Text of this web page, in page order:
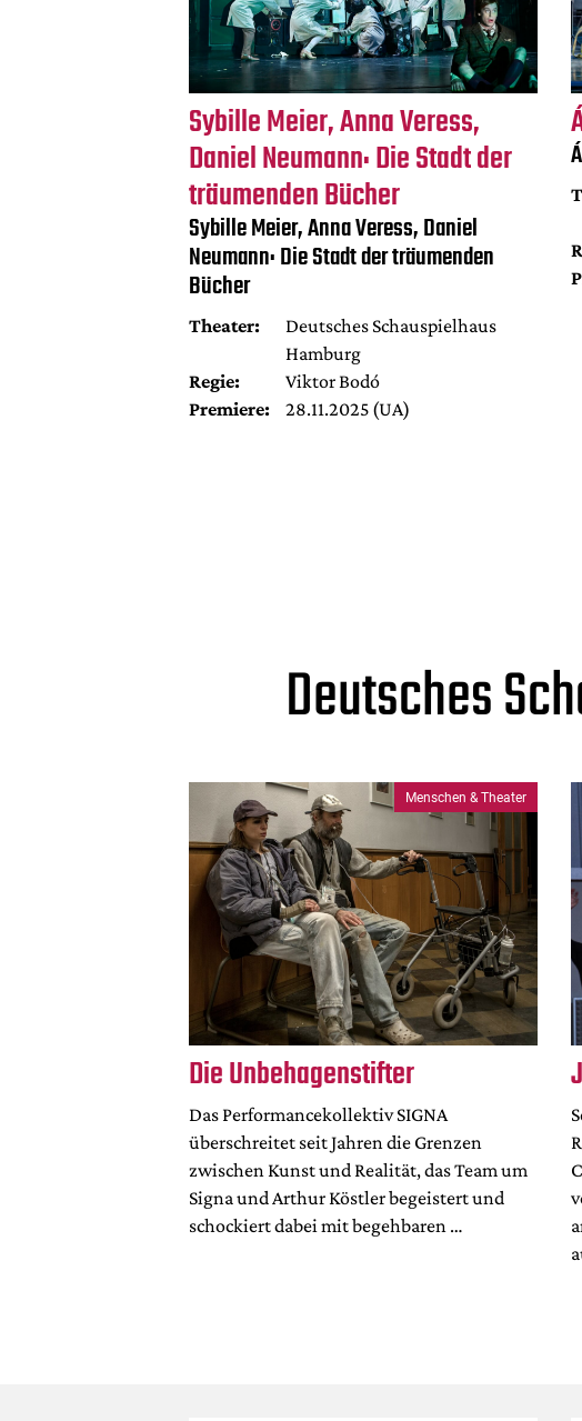
Sybille Meier, Anna Veress,
Daniel Neumann: Die Stadt der
träumenden Bücher
Sybille Meier, Anna Veress, Daniel
Neumann: Die Stadt der träumenden
Bücher
Theater:
Deutsches Schauspielhaus
Hamburg
Regie:
Viktor Bodó
Premiere:
28.11.2025 (UA)
Deutsches
Menschen & Theater
Die Unbehagenstifter
Das Performancekollektiv SIGNA
überschreitet seit Jahren die Grenzen
zwischen Kunst und Realität, das Team um
Signa und Arthur Köstler begeistert und
schockiert dabei mit begehbaren …